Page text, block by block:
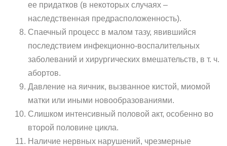
ее придатков (в некоторых случаях –
наследственная предрасположенность).
Спаечный процесс в малом тазу, явившийся
последствием инфекционно-воспалительных
заболеваний и хирургических вмешательств, в т. ч.
абортов.
Давление на яичник, вызванное кистой, миомой
матки или иными новообразованиями.
Слишком интенсивный половой акт, особенно во
второй половине цикла.
Наличие нервных нарушений, чрезмерные